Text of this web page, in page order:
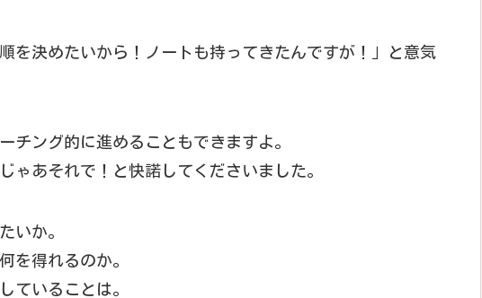
を決めたいから！ノートも持ってきたんですが！」と意気
チング的に進めることもできますよ。
ゃあそれで！と快諾してくださいました。
いか。
を得れるのか。
ていることは。